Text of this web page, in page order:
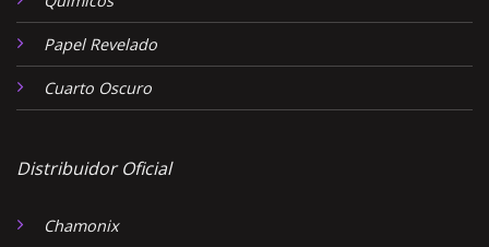
Papel Revelado
Cuarto Oscuro
Distribuidor Oficial
Chamonix